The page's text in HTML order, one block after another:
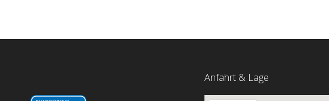
Anfahrt & Lage